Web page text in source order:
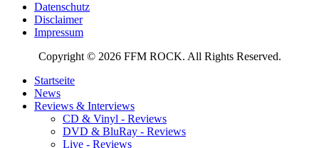
Datenschutz
Disclaimer
Impressum
Copyright © 2026 FFM ROCK. All Rights Reserved.
Startseite
News
Reviews & Interviews
CD & Vinyl - Reviews
DVD & BluRay - Reviews
Live - Reviews